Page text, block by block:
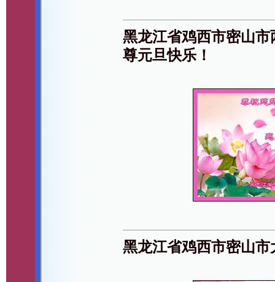
黑龙江省鸡西市密山
尊元旦快乐！
黑龙江省鸡西市密山